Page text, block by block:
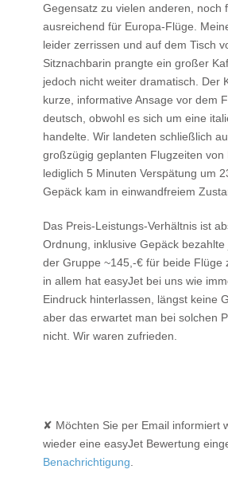
Gegensatz zu vielen anderen, noch
ausreichend für Europa-Flüge.
leider zerrissen und auf dem Tisch
Sitznachbarin prangte ein großer
jedoch nicht weiter dramatisch. Der
kurze, informative Ansage vor dem
deutsch, obwohl es sich um eine
handelte. Wir landeten schließlich
großzügig geplanten Flugzeiten von
lediglich 5 Minuten Verspätung um
Gepäck kam in einwandfreiem
Das Preis-Leistungs-Verhältnis ist
Ordnung, inklusive Gepäck bezahlte
der Gruppe ~145,-€ für beide Flüge
in allem hat easyJet bei uns wie
Eindruck hinterlassen, längst keine
aber das erwartet man bei solchen
nicht. Wir waren zufrieden.
✘ Möchten Sie per Email informiert
wieder eine easyJet Bewertung
Benachrichtigung